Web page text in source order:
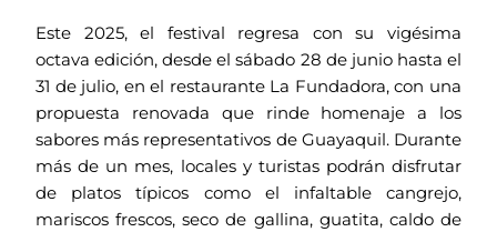
Este 2025, el festival regresa con su vigésima
octava edición, desde el sábado 28 de junio hasta el
31 de julio, en el restaurante La Fundadora, con una
propuesta renovada que rinde homenaje a los
sabores más representativos de Guayaquil. Durante
más de un mes, locales y turistas podrán disfrutar
de platos típicos como el infaltable cangrejo,
mariscos frescos, seco de gallina, guatita, caldo de